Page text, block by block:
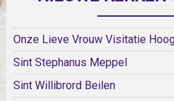
Onze Lieve Vrouw Visitatie
Sint Stephanus Meppel
Sint Willibrord Beilen